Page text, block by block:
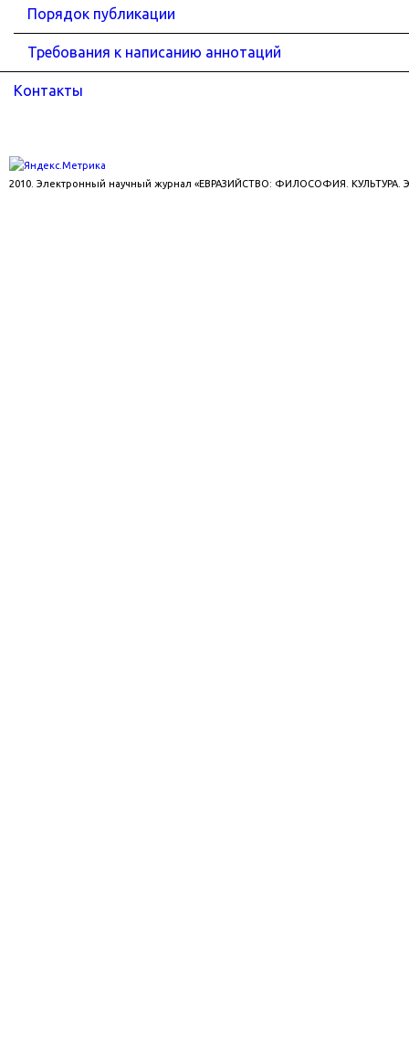
Порядок публикации
Требования к написанию аннотаций
Контакты
2010. Электронный научный журнал «ЕВРАЗИЙСТВО: ФИЛОСОФИЯ. КУЛЬТУРА.